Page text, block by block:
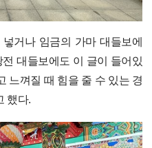
거나 임금의 가마 대들보에
대들보에도 이 글이 들어있
느껴질 때 힘을 줄 수 있는 경
했다.